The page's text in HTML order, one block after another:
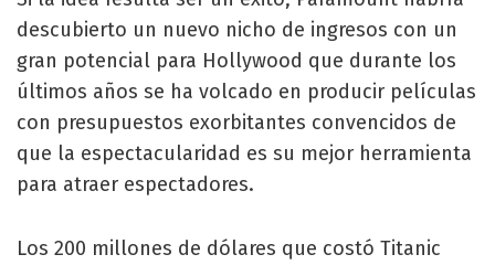
descubierto un nuevo nicho de ingresos con un
gran potencial para Hollywood que durante los
últimos años se ha volcado en producir películas
con presupuestos exorbitantes convencidos de
que la espectacularidad es su mejor herramienta
para atraer espectadores.
Los 200 millones de dólares que costó Titanic